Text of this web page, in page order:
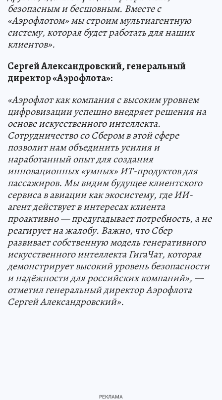
безопасным и бесшовным. Вместе с
«Аэрофлотом» мы строим мультиагентную
систему, которая будет работать для наших
клиентов».
Сергей Александровский, генеральный
директор «Аэрофлота»:
«Аэрофлот как компания с высоким уровнем
цифровизации успешно внедряет решения на
основе искусственного интеллекта.
Сотрудничество со Сбером в этой сфере
позволит нам объединить усилия и
наработанный опыт для создания
инновационных «умных» ИТ-продуктов для
пассажиров. Мы видим будущее клиентского
сервиса в авиации как экосистему, где ИИ-
агент действует в интересах клиента
проактивно — предугадывает потребность, а не
реагирует на жалобу. Важно, что Сбер
развивает собственную модель генеративного
искусственного интеллекта ГигаЧат, которая
демонстрирует высокий уровень безопасности
и надёжности для российских компаний», —
отметил генеральный директор Аэрофлота
Сергей Александровский».